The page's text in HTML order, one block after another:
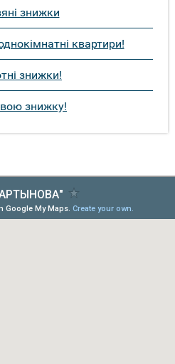
знижки
квартири!
знижки!
знижку!